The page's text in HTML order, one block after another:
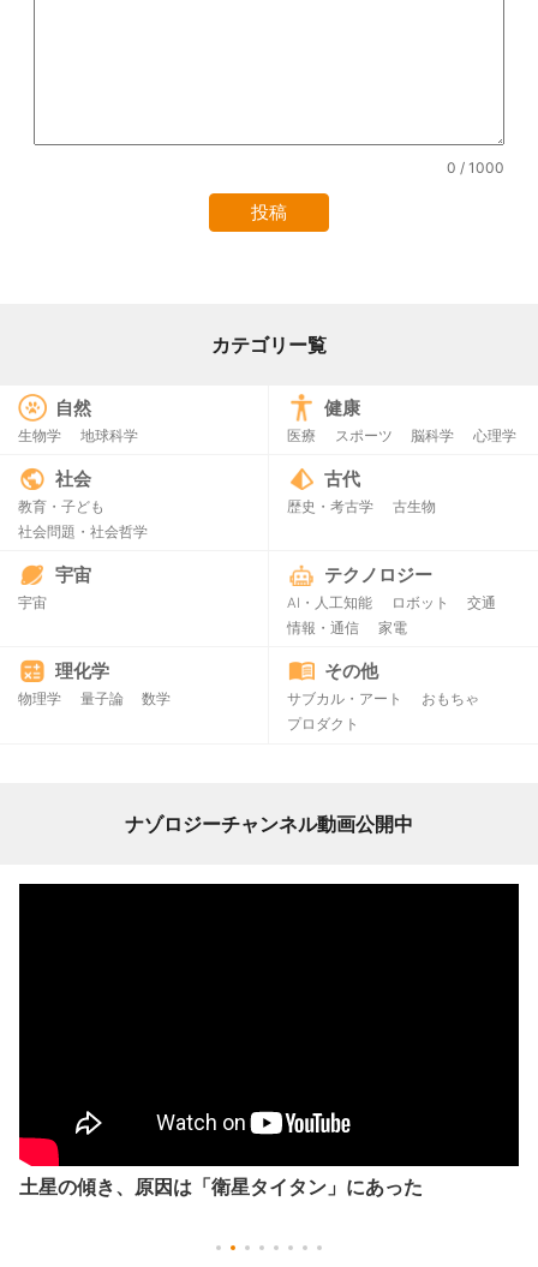
0 / 1000
カテゴリー覧
自然
生物学 地球科学
健康
医療 スポーツ 脳科学 心理学
社会
教育・子ども
社会問題・社会哲学
古代
歴史・考古学 古生物
宇宙
宇宙
テクノロジー
AI・人工知能 ロボット
交通
情報・通信
家電
理化学
物理学 量子論 数学
その他
サブカル・アート
おもちゃ
プロダクト
ナゾロジーチャンネル動画公開中
土星の傾き、原因は「衛星タイタン」にあった